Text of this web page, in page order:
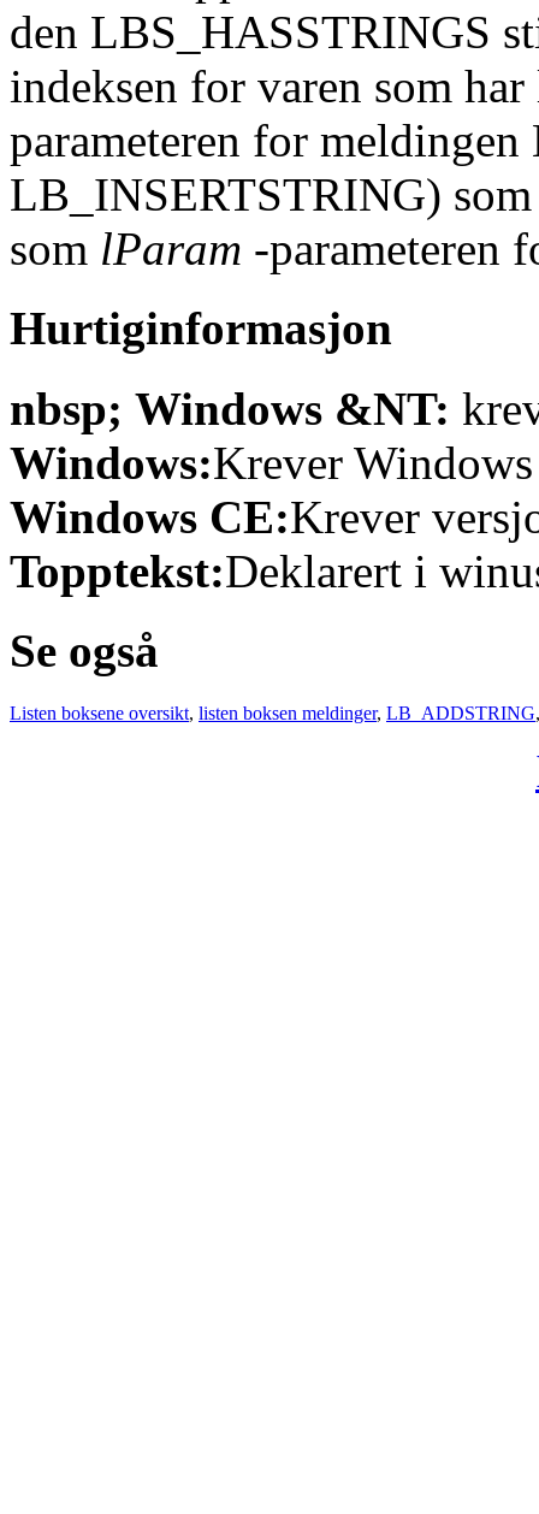
den LBS_HASSTRINGS
indeksen for varen som
parameteren for
LB_INSERTSTRING)
som lParam -parameteren
Hurtiginformasjon
nbsp; Windows &NT:
Windows:Krever
Windows CE:Krever
Topptekst:Deklarert i
Se også
Listen boksene oversikt, listen boksen meldinger, LB_ADDSTRING